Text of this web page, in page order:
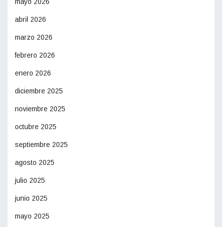
abril 2026
marzo 2026
febrero 2026
enero 2026
diciembre 2025
noviembre 2025
octubre 2025
septiembre 2025
agosto 2025
julio 2025
junio 2025
mayo 2025